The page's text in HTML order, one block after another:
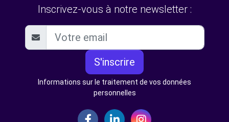
Inscrivez-vous à notre newsletter :
S'inscrire
Informations sur le traitement de vos données
personnelles